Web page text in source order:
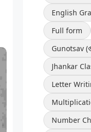
English
Full form
Gunotsav
Jhankar
Letter
Number